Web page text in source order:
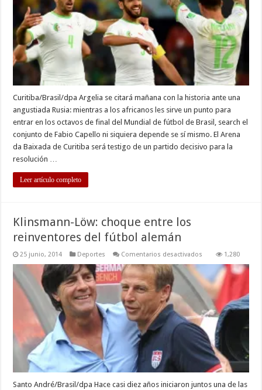
la
historia
ante
la
angustiada
Rusia
de
Capello
Curitiba/Brasil/dpa Argelia se citará mañana con la historia ante una
angustiada Rusia: mientras a los africanos les sirve un punto para
entrar en los octavos de final del Mundial de fútbol de Brasil, search el
conjunto de Fabio Capello ni siquiera depende se sí mismo. El Arena
da Baixada de Curitiba será testigo de un partido decisivo para la
resolución …
Leer artículo completo
Klinsmann-Löw: choque entre los
reinventores del fútbol alemán
25 junio, 2014 Deportes Comentarios desactivados
choque
entre
reinventores
del
fútbol
alemán
1,280
Santo André/Brasil/dpa Hace casi diez años iniciaron juntos una de las